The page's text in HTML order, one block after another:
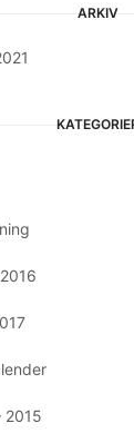
ARKIV
2015